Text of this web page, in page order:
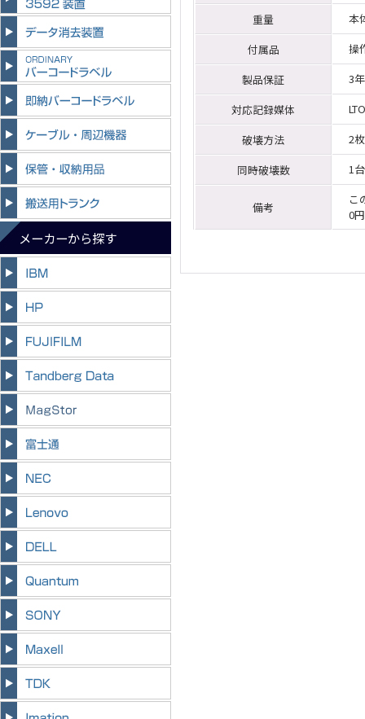
メーカーから探す
重量
本
付属品
操
製品保証
3
対応記録媒体
破壊方法
2
同時破壊数
1台
備考
こ
0